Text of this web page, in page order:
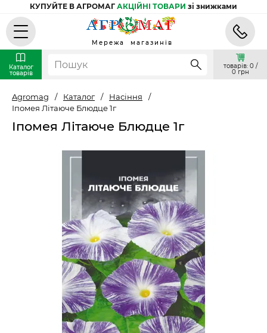
КУПУЙТЕ В АГРОМАГ АКЦІЙНІ ТОВАРИ зі знижками
Мережа магазинів
Каталог
товарів
товарів: 0 /
0 грн
Agromag / Каталог / Насіння
/
Іпомея Літаюче Блюдце 1г
Іпомея Літаюче Блюдце 1г